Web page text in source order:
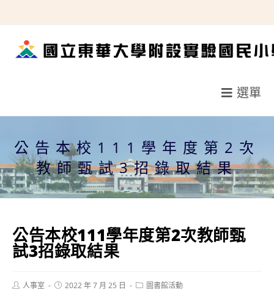
轉
選單
公告本校111學年度第2次
教師甄試3招錄取結果
公告本校111學年度第2次教師甄
試3招錄取結果
Post人事室
Post2022 年 7 月 25 日
Post圖書館活動